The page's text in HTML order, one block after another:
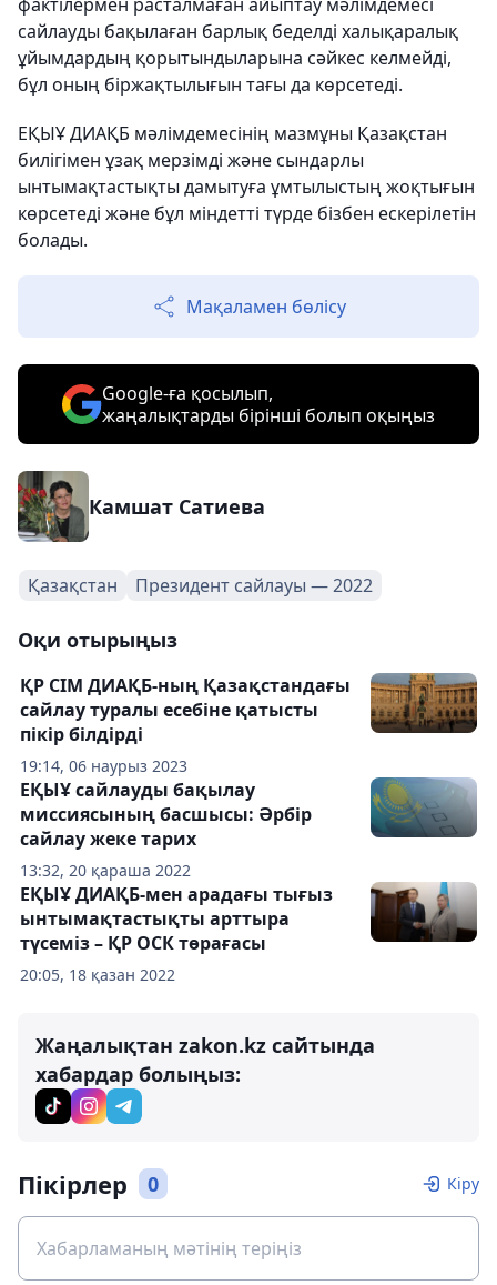
сайлауды бақылаған барлық беделді халықаралық
ұйымдардың қорытындыларына сәйкес келмейді,
бұл оның біржақтылығын тағы да көрсетеді.
ЕҚЫҰ ДИАҚБ мәлімдемесінің мазмұны Қазақстан
билігімен ұзақ мерзімді және сындарлы
ынтымақтастықты дамытуға ұмтылыстың жоқтығын
көрсетеді және бұл міндетті түрде бізбен ескерілетін
болады.
Мақаламен бөлісу
Google-ға қосылып,
жаңалықтарды бірінші болып оқыңыз
Камшат Сатиева
Қазақстан Президент сайлауы — 2022
Оқи отырыңыз
19:14, 06 наурыз 2023
ҚР СІМ ДИАҚБ-ның Қазақстандағы
сайлау туралы есебіне қатысты
пікір білдірді
13:32, 20 қараша 2022
ЕҚЫҰ сайлауды бақылау
миссиясының басшысы: Әрбір
сайлау жеке тарих
20:05, 18 қазан 2022
ЕҚЫҰ ДИАҚБ-мен арадағы тығыз
ынтымақтастықты арттыра
түсеміз – ҚР ОСК төрағасы
Жаңалықтан zakon.kz сайтында
хабардар болыңыз:
Пікірлер 0 Кіру